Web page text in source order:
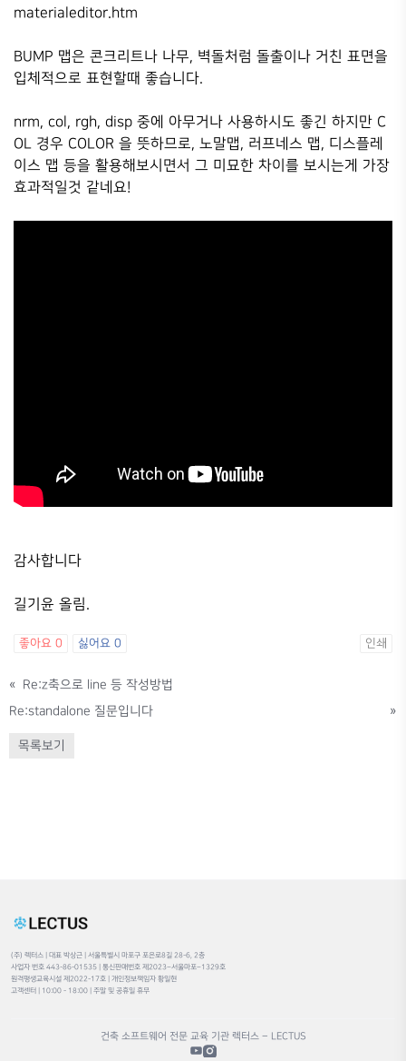
materialeditor.htm
BUMP 맵은 콘크리트나 나무, 벽돌처럼 돌출이나 거친 표면을
입체적으로 표현할때 좋습니다.
nrm, col, rgh, disp 중에 아무거나 사용하시도 좋긴 하지만 C
OL 경우 COLOR 을 뜻하므로, 노말맵, 러프네스 맵, 디스플레
이스 맵 등을 활용해보시면서 그 미묘한 차이를 보시는게 가장
효과적일것 같네요!
감사합니다
길기윤 올림.
좋아요 0 싫어요 0 인쇄
« Re:z축으로 line 등 작성방법
Re:standalone 질문입니다
»
목록보기